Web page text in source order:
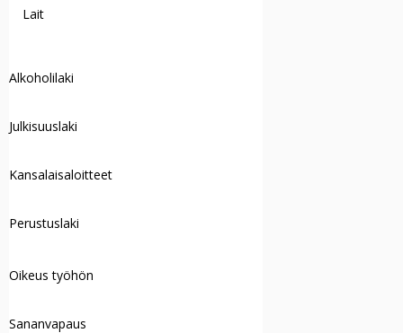
Lait
Alkoholilaki
Julkisuuslaki
Kansalaisaloitteet
Perustuslaki
Oikeus työhön
Sananvapaus